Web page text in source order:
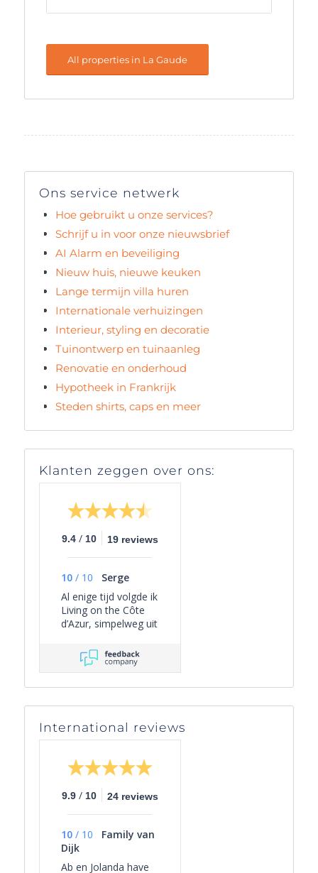
All properties in La Gaude
Ons service netwerk
Hoe gebruikt u onze services?
Schrijf u in voor onze nieuwsbrief
AI Alarm en beveiliging
Nieuw huis, nieuwe keuken
Lange termijn villa huren
Internationale verhuizingen
Interieur, styling en decoratie
Tuinontwerp en tuinaanleg
Renovatie en onderhoud
Hypotheek in Frankrijk
Steden shirts, caps en meer
Klanten zeggen over ons:
9.4 / 10 19 reviews
10 / 10
Serge
Al enige tijd volgde ik
Living on the Côte
d’Azur, simpelweg uit
interesse, omdat het
een overzichtelijk
beeld geeft van het
actuele aanbod van
villa’s in Zuid-
er leuke periodieke
mails worden
verzonden met
interessante weetjes
over het gebied en
wat er te doen is.
Een paar maanden
als gezin onze lang
gekoesterde droom
waar te maken:
International reviews
9.9 / 10 24 reviews
10 / 10
Family van
Dijk
Ab en Jolanda have